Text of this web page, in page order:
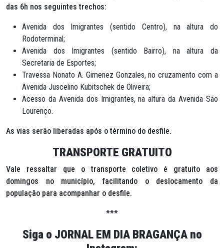
das 6h nos seguintes trechos:
Avenida dos Imigrantes (sentido Centro), na altura do
Rodoterminal;
Avenida dos Imigrantes (sentido Bairro), na altura da
Secretaria de Esportes;
Travessa Nonato A. Gimenez Gonzales, no cruzamento com a
Avenida Juscelino Kubitschek de Oliveira;
Acesso da Avenida dos Imigrantes, na altura da Avenida São
Lourenço.
As vias serão liberadas após o término do desfile.
TRANSPORTE GRATUITO
Vale ressaltar que o transporte coletivo é gratuito aos
domingos no município, facilitando o deslocamento da
população para acompanhar o desfile.
***
Siga o JORNAL EM DIA BRAGANÇAno